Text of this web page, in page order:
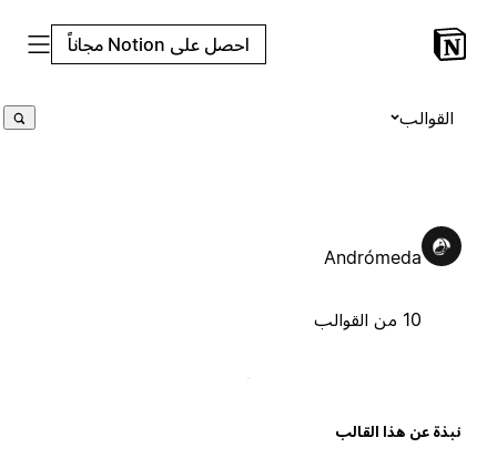
احصل على Notion مجاناً
القوالب
Andrómeda
عن هذا القالب